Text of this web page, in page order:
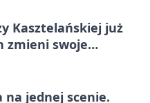
Kasztelańskiej już
zmieni swoje
na jednej scenie.